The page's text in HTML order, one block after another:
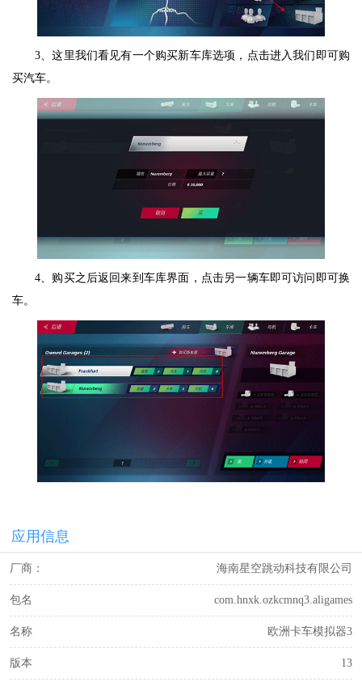
3、这里我们看见有一个购买新车库选项，点击进入我们即可购
买汽车。
4、购买之后返回来到车库界面，点击另一辆车即可访问即可换
车。
应用信息
厂商： 海南星空跳动科技有限公司
包名 com.hnxk.ozkcmnq3.aligames
名称 欧洲卡车模拟器3
版本 13